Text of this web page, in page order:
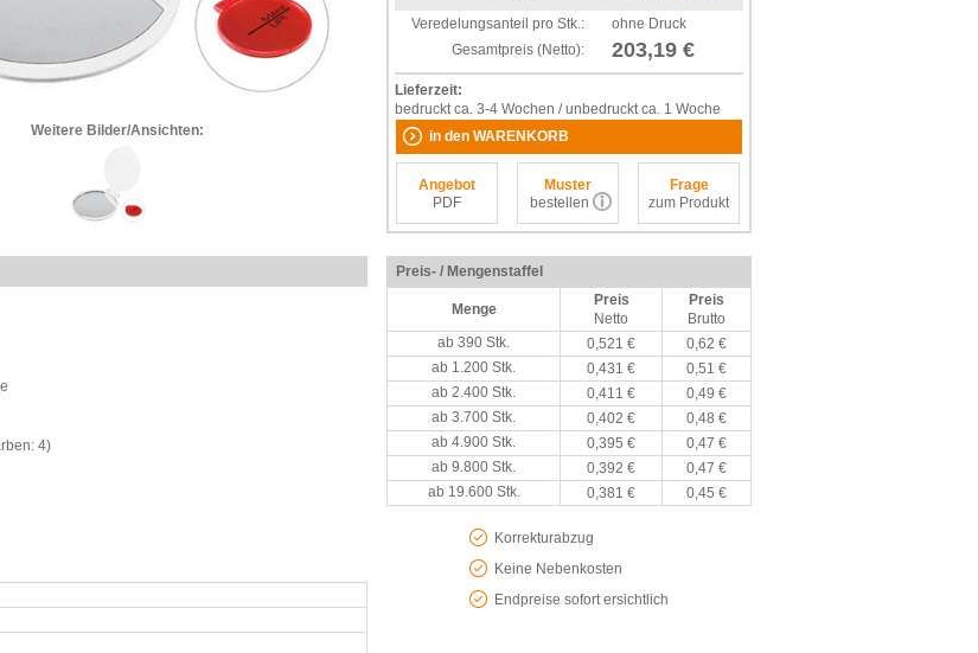
Weitere Bilder/Ansichten:
Veredelungsanteil pro Stk.:
ohne Druck
Gesamtpreis (Netto):
203,19 €
Lieferzeit:
bedruckt ca. 3-4 Wochen / unbedruckt ca. 1 Woche
in den WARENKORB
Angebot
PDF
Muster
bestellen
Frage
zum Produkt
4)
Preis- / Mengenstaffel
Menge
Preis
Netto
Preis
Brutto
ab 390 Stk.
0,521 €
0,62 €
ab 1.200 Stk.
0,431 €
0,51 €
ab 2.400 Stk.
0,411 €
0,49 €
ab 3.700 Stk.
0,402 €
0,48 €
ab 4.900 Stk.
0,395 €
0,47 €
ab 9.800 Stk.
0,392 €
0,47 €
ab 19.600 Stk.
0,381 € 0,45 €
Korrekturabzug
Keine Nebenkosten
Endpreise sofort ersichtlich